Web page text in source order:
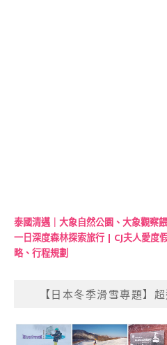
泰國清邁｜大象自然公園、大象觀
一日深度森林探索旅行 | CJ夫人愛度
略、行程規劃
【日本冬季滑雪專題】